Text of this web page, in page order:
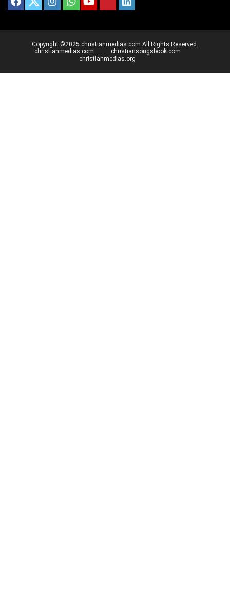
Copyright ©2025 christianmedias.com All Rights Reserved.
christianmedias.com
christiansongsbook.com
christianmedias.org